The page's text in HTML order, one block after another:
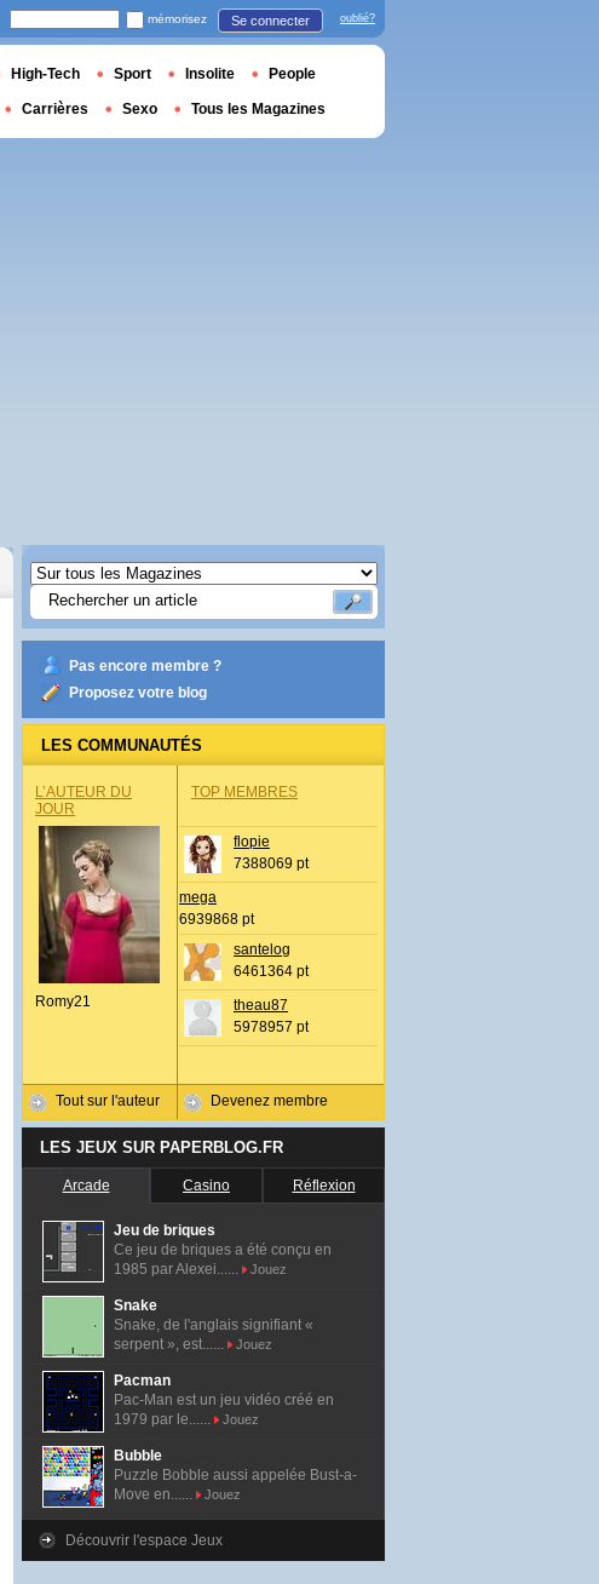
Pas encore membre ?
Proposez votre blog
LES COMMUNAUTÉS
L’AUTEUR DU
JOUR
Romy21
Tout sur l'auteur
TOP MEMBRES
flopie
7388069 pt
mega
6939868 pt
santelog
6461364 pt
theau87
5978957 pt
Devenez membre
LES JEUX SUR PAPERBLOG.FR
Arcade Casino Réflexion
Jeu de briques
Ce jeu de briques a été conçu en
1985 par Alexei......
Jouez
Snake
Snake, de l'anglais signifiant «
serpent », est......
Jouez
Pacman
Pac-Man est un jeu vidéo créé en
1979 par le......
Jouez
Bubble
Puzzle Bobble aussi appelée Bust-a-
Move en......
Jouez
Découvrir l'espace Jeux
mémorisez Se connecter oublié?
High-Tech Sport Insolite People
Carrières Sexo Tous les Magazines